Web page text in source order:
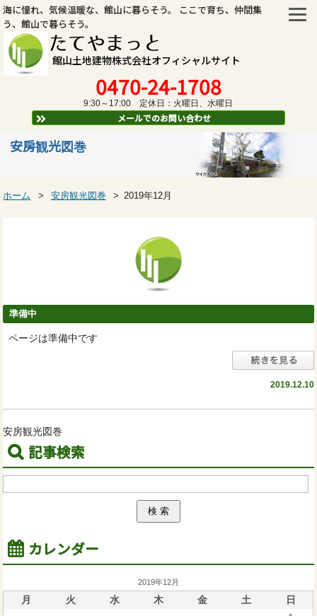
海に憧れ、気候温暖な、館山に暮らそう。 ここで育ち、仲間集
う、館山で暮らそう。
館山土地建物株式会社オフィシャルサイト
0470-24-1708
9:30～17:00 定休日：火曜日、水曜日
メールでのお問い合わせ
安房観光図巻
ホーム 安房観光図巻 2019年12月
準備中
ページは準備中です
2019.12.10
安房観光図巻
記事検索
カレンダー
2019年12月
月 火 水 木 金 土
日